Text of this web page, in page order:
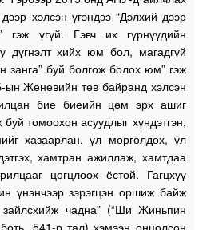
хэлсэн үгэндээ “Дэлхий дээр
гэж үгүй. Гэвч их гүрнүүдийн
дүгнэлт хийх юм бол, магадгүй
занга” буй болгож болох юм” гэж
Женевийн төв байранд хэлсэн
бие биеийн цөм эрх ашиг
томоохон асуудлыг хүндэтгэн,
хазаарлан, үл мөргөлдөх, үл
хамтран ажиллаж, хамтдаа
цогцлоох ёстой. Гагцхүү
үнэнчээр зэрэгцэн оршиж байж
зайлсхийж чадна” (“Ши Жиньпин